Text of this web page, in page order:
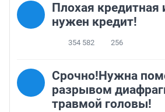
Плохая кредитная
нужен кредит!
354 582 256
Срочно!Нужна
разрывом
травмой головы!